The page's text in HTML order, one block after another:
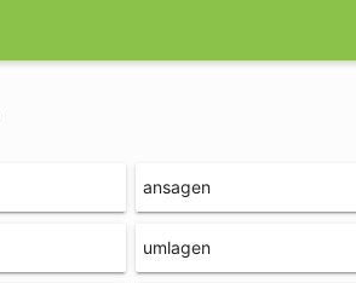
ansagen
umlagen